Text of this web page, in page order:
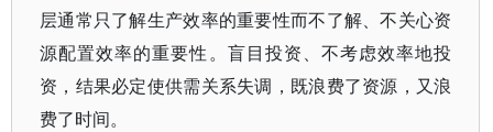
层通常只了解生产效率的重要性而不了解、不关心资
源配置效率的重要性。盲目投资、不考虑效率地投
资，结果必定使供需关系失调，既浪费了资源，又浪
费了时间。